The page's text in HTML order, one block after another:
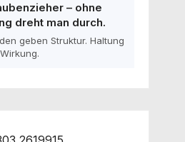
– ohne
dreht man durch.
geben Struktur. Haltung